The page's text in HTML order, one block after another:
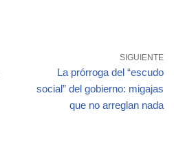
SIGUIENTE
La prórroga del “escudo
social” del gobierno: migajas
que no arreglan nada